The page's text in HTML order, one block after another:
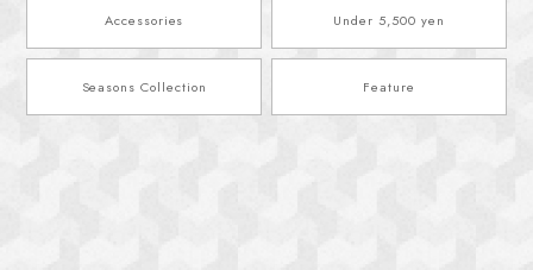
Accessories Under 5,500 yen
Seasons Collection Feature